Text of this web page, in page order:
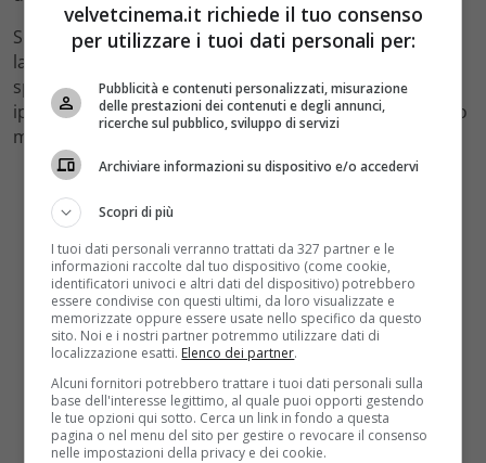
Secondo le prime informazioni,Issa Raesarebbe già al
lavoro sulla scrittura del film. Un suo portavoce ha
spiegato aVanity Fairche gli utenti che hanno
ipotizzato per primi la storia del film su Twitter saranno
menzionati nei ‘credits’ della pellicola.
velvetcinema.it richiede il tuo consenso
per utilizzare i tuoi dati personali per:
Pubblicità e contenuti personalizzati, misurazione
delle prestazioni dei contenuti e degli annunci,
ricerche sul pubblico, sviluppo di servizi
Archiviare informazioni su dispositivo e/o accedervi
Scopri di più
I tuoi dati personali verranno trattati da 327 partner e le
informazioni raccolte dal tuo dispositivo (come cookie,
identificatori univoci e altri dati del dispositivo) potrebbero
essere condivise con questi ultimi, da loro visualizzate e
memorizzate oppure essere usate nello specifico da questo
sito. Noi e i nostri partner potremmo utilizzare dati di
localizzazione esatti. Elenco dei partner.
Alcuni fornitori potrebbero trattare i tuoi dati personali sulla
base dell'interesse legittimo, al quale puoi opporti gestendo
le tue opzioni qui sotto. Cerca un link in fondo a questa
pagina o nel menu del sito per gestire o revocare il consenso
nelle impostazioni della privacy e dei cookie.